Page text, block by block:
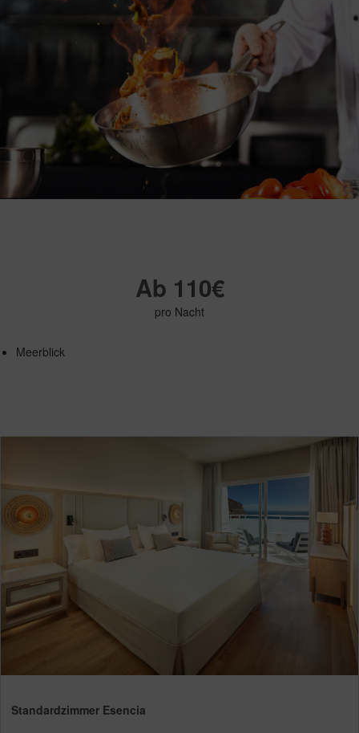
Ab 110€
pro Nacht
Meerblick
Standardzimmer Esencia